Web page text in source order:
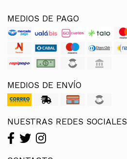
MEDIOS DE PAGO
MEDIOS DE ENVÍO
NUESTRAS REDES SOCIALES